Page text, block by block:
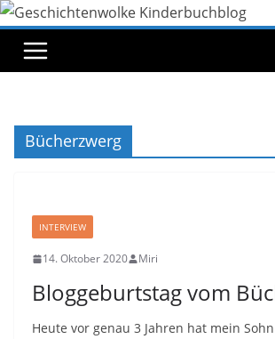
Bücherzwerg
INTERVIEW
14. Oktober 2020 Miri
Bloggeburtstag vom
Heute vor genau 3 Jahren hat mein